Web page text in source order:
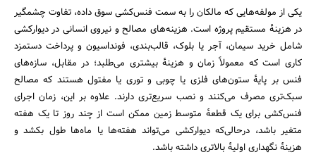
یکی از مولفه‌هایی که مالکان را به سمت فنس‌کشی سوق داده، تفاوت چشمگیر
در هزینهٔ مستقیم پروژه است. هزینه‌های مصالح و نیروی انسانی در دیوارکشی
شامل خرید سیمان، آجر یا بلوک، قالب‌بندی، فونداسیون و پرداخت دستمزد
کاری است که معمولاً زمان و هزینهٔ بیشتری می‌طلبد؛ در مقابل، سازه‌های
فنس بر پایهٔ ستون‌های فلزی یا چوبی و توری یا مفتول هستند که مصالح
سبک‌تری مصرف می‌کنند و نصب سریع‌تری دارند. علاوه بر این، زمان اجرای
فنس‌کشی برای یک قطعهٔ متوسط زمین ممکن است از چند روز تا یک هفته
متغیر باشد، درحالی‌که دیوارکشی می‌تواند هفته‌ها یا ماه‌ها طول بکشد و
هزینهٔ نگهداری اولیهٔ بالاتری داشته باشد.